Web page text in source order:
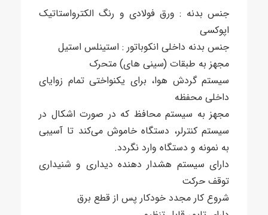
جنس بدنه : ورق فولادی و رنگ الکترواستاتیک
اپوکسی
جنس بدنه داخلی انکوباتور : استینلس استیل
مجهز به طبقات (سینی های) متحرک
سیستم گردش هوا، برای یکنواختی تمام زوایای
داخلی محفظه
مجهز به سیستم محافظ که در صورت اشکال در
سیستم کنترلر، دستگاه خاموش می‌کند تا آسیبی
به نمونه و دستگاه وارد نگردد.
دارای سیستم هشدار دهنده دیداری و شنیداری
توقف حرکت
شروع کار مجدد خودکار پس از قطع برق